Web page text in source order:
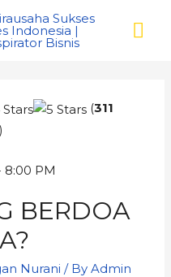
(311
8:00 PM
BERDOA
Nurani / ByAdmin